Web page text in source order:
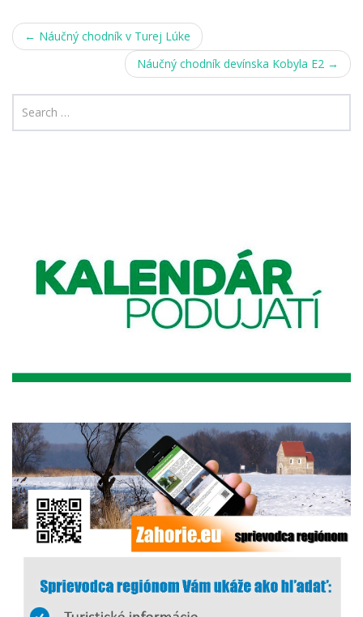
Post
navigation
← Náučný chodník v Turej Lúke
Náučný chodník devínska Kobyla E2 →